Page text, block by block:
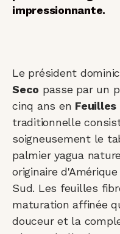
impressionnante.
Le président
Seco passe par un
cinq ans en Feuilles
traditionnelle
soigneusement le
palmier yagua
originaire
Sud. Les feuilles
maturation affinée
douceur et la